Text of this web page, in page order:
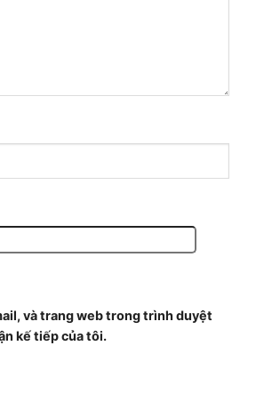
và trang web trong trình duyệt
kế tiếp của tôi.